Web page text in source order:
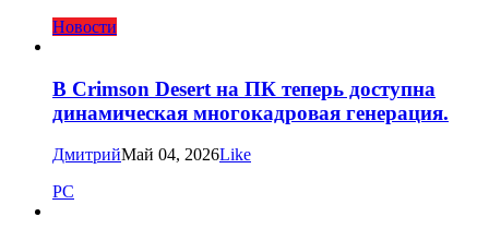
Новости
В Crimson Desert на ПК теперь доступна
динамическая многокадровая генерация.
ДмитрийМай 04, 2026Like
PC